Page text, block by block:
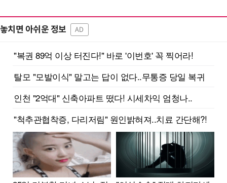
놓치면 아쉬운 정보 AD